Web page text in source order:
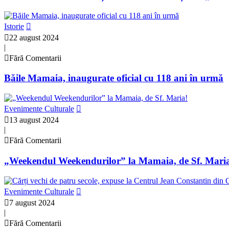
Istorie
22 august 2024
|
Fără Comentarii
Băile Mamaia, inaugurate oficial cu 118 ani în urmă
Evenimente Culturale
13 august 2024
|
Fără Comentarii
„Weekendul Weekendurilor” la Mamaia, de Sf.
Evenimente Culturale
7 august 2024
|
Fără Comentarii